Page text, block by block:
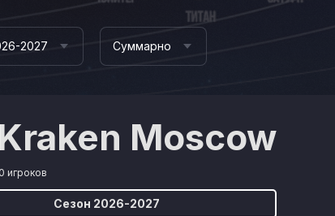
2027 Суммарно
Moscow
игроков
Сезон 2026-2027